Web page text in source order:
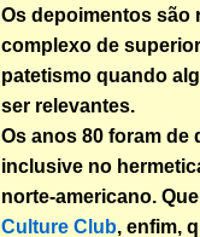
Os depoimentos são
complexo de
patetismo quando
ser relevantes.
Os anos 80 foram
inclusive no
norte-americano.
Culture Club, enfim,